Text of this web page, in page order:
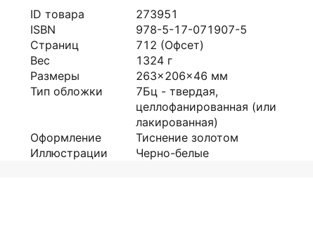
ID товара
273951
ISBN
978-5-17-071907-5
Страниц
712 (Офсет)
Вес
1324 г
Размеры
263x206x46 мм
Тип обложки
7Бц - твердая,
целлофанированная (или
лакированная)
Оформление
Тиснение золотом
Иллюстрации
Черно-белые